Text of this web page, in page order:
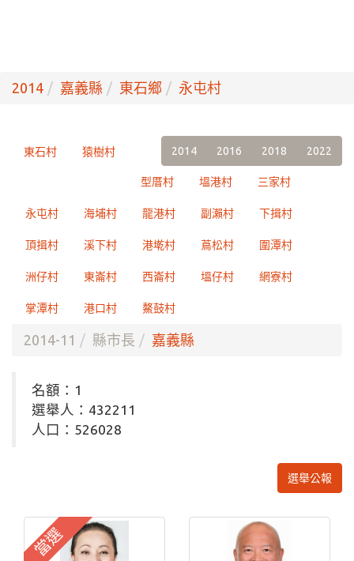
2014 嘉義縣 東石鄉 永屯村
2014 2016 2018 2022
東石村 猿樹村
型厝村 塭港村 三家村
永屯村 海埔村 龍港村 副瀨村 下揖村
頂揖村 溪下村 港墘村 蔦松村 圍潭村
洲仔村 東崙村 西崙村 塭仔村 網寮村
掌潭村 港口村 鰲鼓村
2014-11 縣市長 嘉義縣
名額：1
選舉人：432211
人口：526028
選舉公報
當選